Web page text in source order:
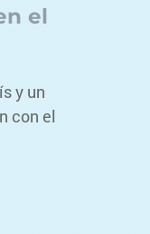
el
y un
con el